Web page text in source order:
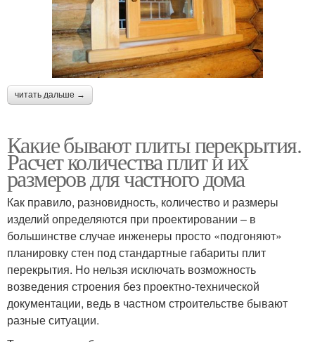
читать дальше →
Какие бывают плиты перекрытия.
Расчет количества плит и их
размеров для частного дома
Как правило, разновидность, количество и размеры
изделий определяются при проектировании – в
большинстве случае инженеры просто «подгоняют»
планировку стен под стандартные габариты плит
перекрытия. Но нельзя исключать возможность
возведения строения без проектно-технической
документации, ведь в частном строительстве бывают
разные ситуации.